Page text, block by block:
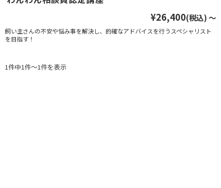
¥26,400(税込)～
飼い主さんの不安や悩み事を解決し、的確なアドバイスを行うスペシャリスト
を目指す！
1件中1件～1件を表示